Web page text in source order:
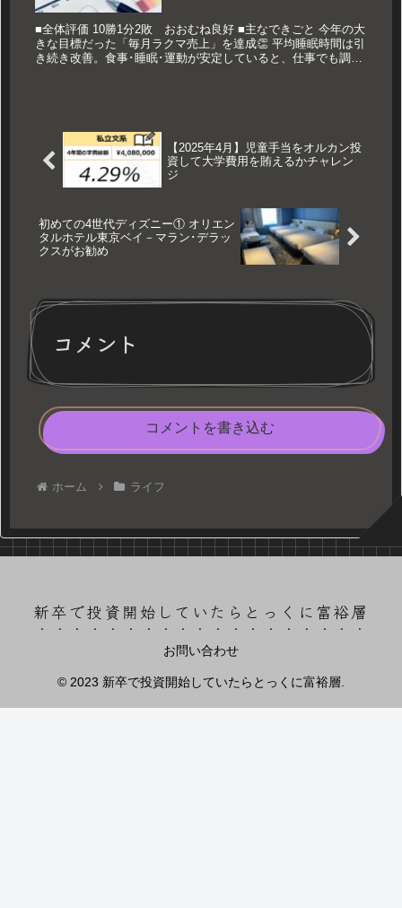
■全体評価 10勝1分2敗 おおむね良好 ■主なできごと 今年の大
きな目標だった「毎月ラクマ売上」を達成👏 平均睡眠時間は引
き続き改善。食事･睡眠･運動が安定していると、仕事でも調子
【2025年4月】児童手当をオルカン投
資して大学費用を賄えるかチャレン
ジ
初めての4世代ディズニー① オリエン
タルホテル東京ベイ－マラン･デラッ
クスがお勧め
コメント
コメントを書き込む
ホーム ライフ
新卒で投資開始していたらとっくに富裕層
お問い合わせ
© 2023 新卒で投資開始していたらとっくに富裕層.